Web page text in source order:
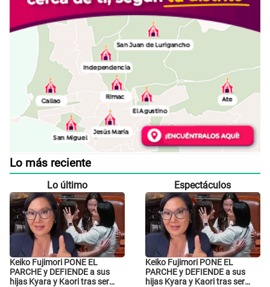
Lo más reciente
Lo último
Keiko Fujimori PONE EL
PARCHE y DEFIENDE a sus
hijas Kyara y Kaori tras ser
Espectáculos
Keiko Fujimori PONE EL
PARCHE y DEFIENDE a sus
hijas Kyara y Kaori tras ser